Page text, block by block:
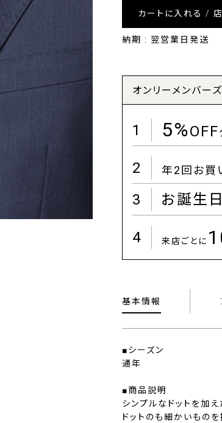
カートに入れる /
納期 : 翌営業日発送
オンリーメンバー
1 5%OFF
2 年2回お買
3 お誕生日
4 来店ごとに
基本情報
■シーズン
通年
■商品説明
シンプルなドットを加え
ドットのも細かいもの